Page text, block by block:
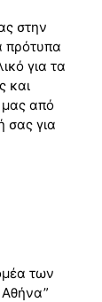
στην
πρότυπα
για τα
και
μας από
σας για
των
Αθήνα”